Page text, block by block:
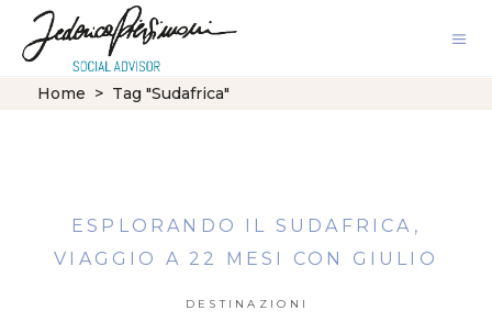
Home > Tag "Sudafrica"
ESPLORANDO IL SUDAFRICA,
VIAGGIO A 22 MESI CON GIULIO
DESTINAZIONI